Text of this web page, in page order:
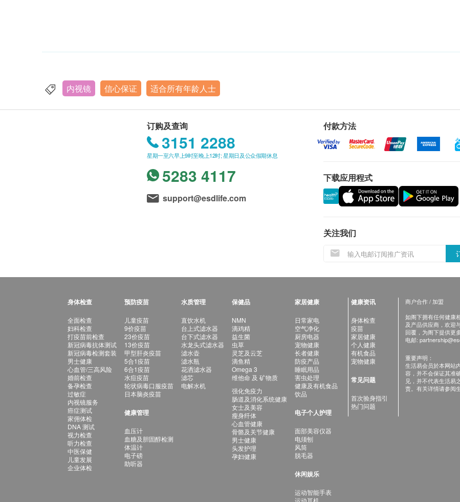
内视镜 信心保证 适合所有年龄人士
订购及查询
3151 2288
星期一至六早上9时至晚上12时; 星期日及公众假期休息
5283 4117
support@esdlife.com
付款方法
下载应用程式
关注我们
身体检查
全面检查
妇科检查
打疫苗前检查
新冠病毒抗体测试
新冠病毒检测套装
男士健康
心血管/三高风险
婚前检查
备孕检查
过敏症
内视镜服务
癌症测试
家佣体检
DNA 测试
视力检查
听力检查
中医保健
儿童发展
企业体检
预防疫苗
儿童疫苗
9价疫苗
23价疫苗
13价疫苗
甲型肝炎疫苗
5合1疫苗
6合1疫苗
水痘疫苗
轮状病毒口服疫苗
日本脑炎疫苗
健康管理
血压计
血糖及胆固醇检测
体温计
电子磅
助听器
水质管理
直饮水机
台上式滤水器
台下式滤水器
水龙头式滤水器
滤水壶
滤水瓶
花洒滤水器
滤芯
电解水机
保健品
NMN
滴鸡精
益生菌
虫草
灵芝及云芝
滴鱼精
Omega 3
维他命 及 矿物质
强化免疫力
肠道及消化系统健康
女士及美容
瘦身纤体
心血管健康
骨骼及关节健康
男士健康
头发护理
孕妇健康
家居健康
日常家电
空气净化
厨房电器
宠物健康
长者健康
防疫产品
睡眠用品
害虫处理
健康及有机食品
饮品
电子个人护理
面部美容仪器
电须刨
风筒
脱毛器
休闲娱乐
运动智能手表
运动耳机
健康资讯
身体检查
疫苗
家居健康
个人健康
有机食品
宠物健康
常见问题
首次验身指引
热门问题
商户合作 / 加盟
如阁下拥有任何健康
及产品供应商，欢迎
回覆，为阁下提供更
电邮:
重要声明：
生活易会员於本网站
容，并不会保证其准
见，并不代表生活易
责。有关详情请参阅